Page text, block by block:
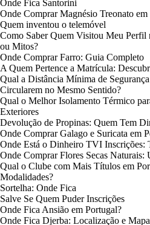
Onde Fica Santorini
Onde Comprar Magnésio Treonato em
Quem inventou o telemóvel
Como Saber Quem Visitou Meu Perfil
ou Mitos?
Onde Comprar Farro: Guia Completo
A Quem Pertence a Matrícula:
Qual a Distância Mínima de
Circularem no Mesmo Sentido?
Qual o Melhor Isolamento Térmico
Exteriores
Devolução de Propinas: Quem Tem
Onde Comprar Galago e Suricata em
Onde Está o Dinheiro TVI Inscrições:
Onde Comprar Flores Secas
Qual o Clube com Mais Títulos em
Modalidades?
Sortelha: Onde Fica
Salve Se Quem Puder Inscrições
Onde Fica Ansião em Portugal?
Onde Fica Djerba: Localização e Mapa